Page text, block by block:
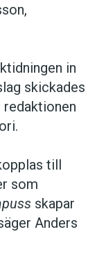
in
skickades
redaktionen
till
som
skapar
Anders